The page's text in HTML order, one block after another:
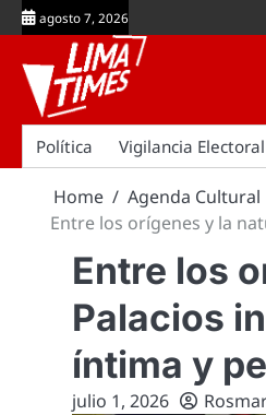
Skip
to
content
agosto 7, 2026
Política Vigilancia Electoral
Home Agenda Cultural
Entre los orígenes y la
Entre los
Palacios
íntima y
julio 1, 2026